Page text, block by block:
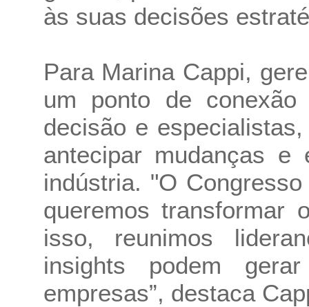
às suas decisões
Para Marina Cappi,
um ponto de
decisão e
antecipar mudanças
indústria. "O
queremos transformar
isso, reunimos
insights podem
empresas”, destaca